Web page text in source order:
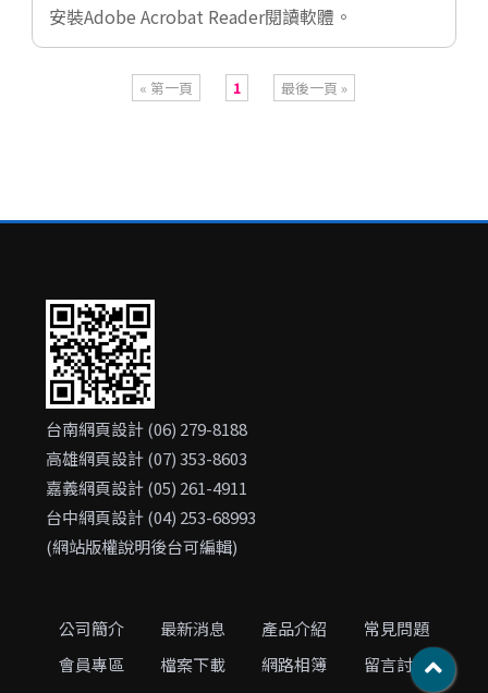
安裝Adobe Acrobat Reader閱讀軟體。
« 第一頁 1 最後一頁 »
台南網頁設計 (06) 279-8188
高雄網頁設計 (07) 353-8603
嘉義網頁設計 (05) 261-4911
台中網頁設計 (04) 253-68993
(網站版權說明後台可編輯)
公司簡介 最新消息 產品介紹
常見問題
會員專區
檔案下載 網路相簿
留言討論